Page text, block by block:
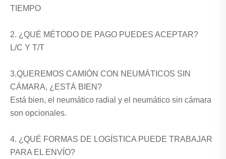
TIEMPO
2. ¿QUÉ MÉTODO DE PAGO PUEDES ACEPTAR?
L/C Y T/T
3.QUEREMOS CAMIÓN CON NEUMÁTICOS SIN
CÁMARA, ¿ESTÁ BIEN?
Está bien, el neumático radial y el neumático sin cámara
son opcionales.
4. ¿QUÉ FORMAS DE LOGÍSTICA PUEDE TRABAJAR
PARA EL ENVÍO?